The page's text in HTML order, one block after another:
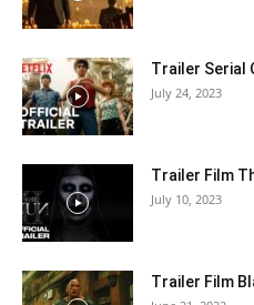
Trailer Serial
July 24, 2023
Trailer Film
July 10, 2023
Trailer Film